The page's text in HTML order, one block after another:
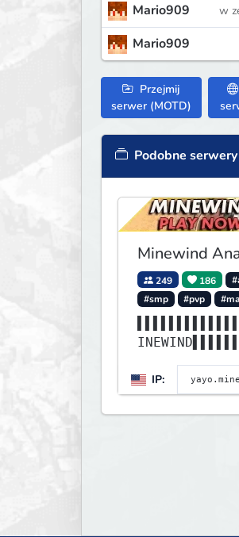
Mario909 w
Mario909
Przejmij
serwer (MOTD)
Podobne serwery
Minewind
249 186
#smp
#pvp
IP: